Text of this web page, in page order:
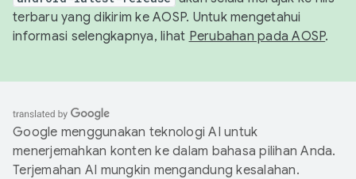
terbaru yang dikirim ke AOSP. Untuk mengetahui
informasi selengkapnya, lihat Perubahan pada AOSP.
Google menggunakan teknologi AI untuk
menerjemahkan konten ke dalam bahasa pilihan Anda.
Terjemahan AI mungkin mengandung kesalahan.